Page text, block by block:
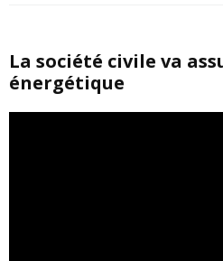
La société civile va
énergétique